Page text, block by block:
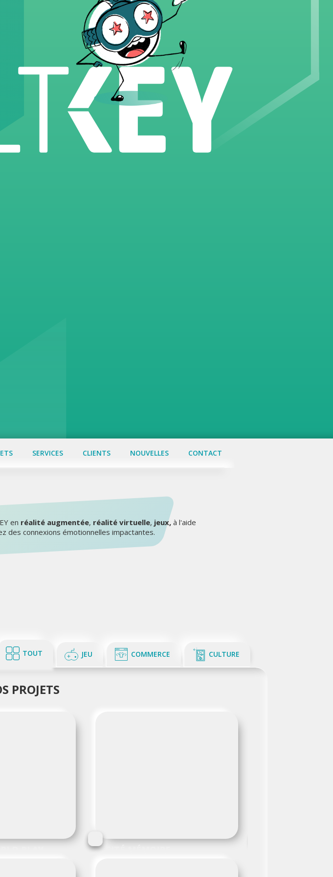
SERVICES
SERVICES CLIENTS
CLIENTS NOUVELLES
NOUVELLES CONTACT
CONTACT
en réalité augmentée, réalité virtuelle, jeux, à l'aide
des connexions émotionnelles impactantes.
TOUT JEU COMMERCE CULTURE
PROJETS